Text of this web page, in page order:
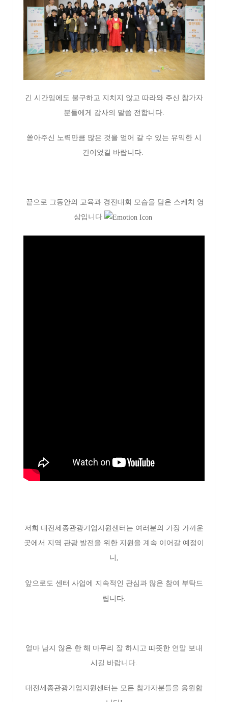
긴 시간임에도 불구하고 지치지 않고 따라와 주신 참가자
분들에게 감사의 말씀 전합니다.
쏟아주신 노력만큼 많은 것을 얻어 갈 수 있는 유익한 시
간이었길 바랍니다.
끝으로 그동안의 교육과 경진대회 모습을 담은 스케치 영
상입니다
저희 대전세종관광기업지원센터는 여러분의 가장 가까운
곳에서 지역 관광 발전을 위한 지원을 계속 이어갈 예정이
니,
앞으로도 센터 사업에 지속적인 관심과 많은 참여 부탁드
립니다.
얼마 남지 않은 한 해 마무리 잘 하시고 따뜻한 연말 보내
시길 바랍니다.
대전세종관광기업지원센터는 모든 참가자분들을 응원합